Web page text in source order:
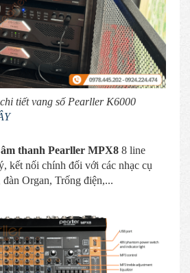
tiết vang số Pearller K6000
thanh Pearller MPX8 8 line
kết nối chính đối với các nhạc cụ
Organ, Trống điện,...